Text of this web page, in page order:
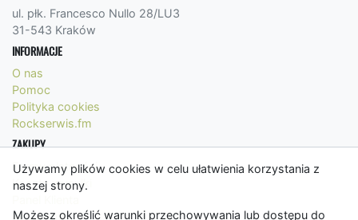
Używamy plików cookies w celu ułatwienia korzystania z
naszej strony.
Możesz określić warunki przechowywania lub dostępu do
ul. płk. Francesco Nullo 28/LU3
31-543 Kraków
INFORMACJE
O nas
Pomoc
Polityka cookies
Rockserwis.fm
ZAKUPY
Formy płatności
Koszty wysyłki
Regulamin